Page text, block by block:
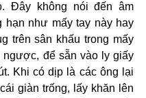
Đây không nói đến âm
hạn như mấy tay này hay
trên sân khấu trong mấy
ngược, để sẵn vào ly giấy
Khi có dịp là các ông lại
giàn trống, lấy khăn lên